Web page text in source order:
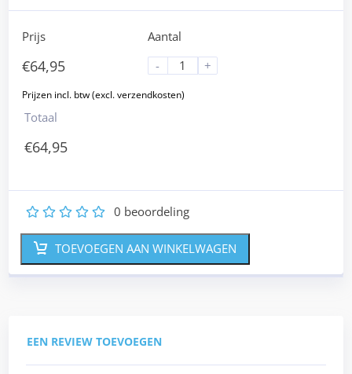
Prijs
€64,95
Aantal
-
+
Totaal
€64,95
5
4
3
2 0 beoordeling
TOEVOEGEN AAN WINKELWAGEN
EEN REVIEW TOEVOEGEN